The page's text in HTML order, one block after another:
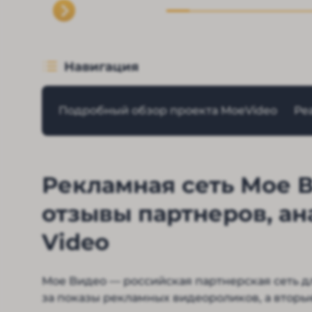
Навигация
Подробный обзор проекта MoeVideo
Рекламная сеть Мое
отзывы партнеров,
Video
Мое Видео — российская партнерская сеть
за показы рекламных видеороликов, а